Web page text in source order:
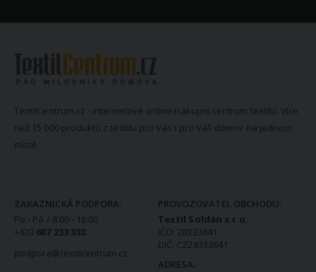
TextilCentrum.cz - internetové online nákupní centrum textilu. Více
než 15 000 produktů z textilu pro Vás i pro Váš domov na jednom
místě.
ZÁKAZNICKÁ PODPORA:
Po - Pá / 8:00 - 16:00
+420 607 233 332
podpora@textilcentrum.cz
PROVOZOVATEL OBCHODU:
Textil Soldán s.r.o.
IČO: 28333641
DIČ: CZ28333641
ADRESA: